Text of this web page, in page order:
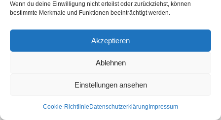
Wenn du deine Einwilligung nicht erteilst oder zurückziehst, können
bestimmte Merkmale und Funktionen beeinträchtigt werden.
Akzeptieren
Ablehnen
Einstellungen ansehen
Cookie-Richtlinie Datenschutzerklärung Impressum
Kontakt Datenschutzerklärung
Impressum